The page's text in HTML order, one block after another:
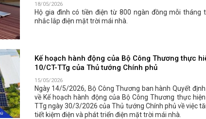
18/05/2026
Hộ gia đình có tiền điện từ 800 ngàn đồng mỗi tháng
nhắc lắp điện mặt trời mái nhà.
Kế hoạch hành động của Bộ Công Thương thực
10/CT-TTg của Thủ tướng Chính phủ
15/05/2026
Ngày 14/5/2026, Bộ Công Thương ban hành Quyết
về Kế hoạch hành động của Bộ Công Thương thực
TTg ngày 30/3/2026 của Thủ tướng Chính phủ về việc
tiết kiệm điện và phát triển điện mặt trời mái nhà.